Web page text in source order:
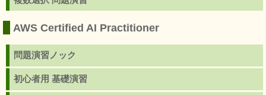
AWS Certified AI Practitioner
問題演習ノック
初心者用 基礎演習